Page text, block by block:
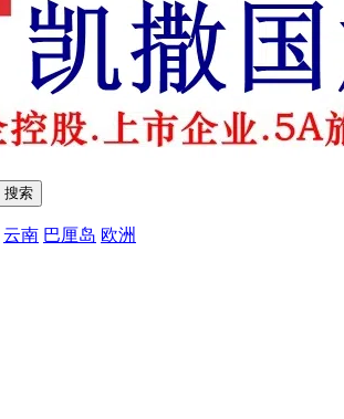
云南 巴厘岛 欧洲